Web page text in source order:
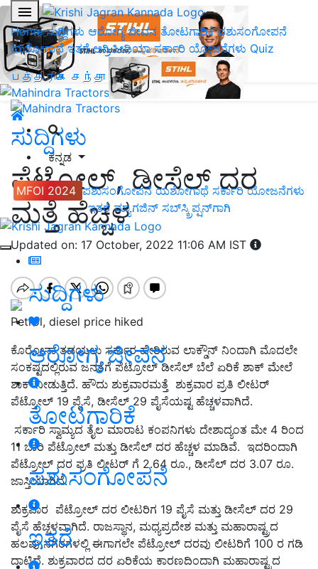
Home ಸುದ್ದಿಗಳು ಆರೋಗ್ಯ ಜೀವನ ತೋಟಗಾರಿಕೆಪಶುಸಂಗೋಪನೆ
ಯಶೋಗಾಥೆ ಇತರೆ ಅಗ್ರಿಪೀಡಿಯಾ ಸರ್ಕಾರಿ ಯೋಜನೆಗಳು Quiz
பத்திரிகை சந்தா
ಕನ್ನಡ
MFOI 2024 ಪಶುಸಂಗೋಪನೆ ಯಶೋಗಾಥೆ ಸರ್ಕಾರಿ ಯೋಜನೆಗಳು
ಇತರೆ ಮ್ಯಾಗಜಿನ್‌ ಸಬ್‌ಸ್ಕ್ರಿಪ್ಷನ್‌ಗಾಗಿ
ಸುದ್ದಿಗಳು
ಆರೋಗ್ಯ ಜೀವನ
ತೋಟಗಾರಿಕೆ
ಪಶುಸಂಗೋಪನೆ
ಇತರೆ
ಸುದ್ದಿಗಳು
ಪೆಟ್ರೋಲ್, ಡೀಸೆಲ್ ದರ
ಮತ್ತೆ ಹೆಚ್ಚಳ
Updated on: 17 October, 2022 11:06 AM IST
Petrol, diesel price hiked
ಕೊರೋನಾ ತಡಯಲು ಸರ್ಕಾರ ಹೇರಿರುವ ಲಾಕ್ಡೌನ್ ನಿಂದಾಗಿ ಮೊದಲೇ
ಸಂಕಷ್ಟದಲ್ಲಿರುವ ಜನತೆಗೆ ಪೆಟ್ರೋಲ್ ಡೀಸೆಲ್ ಬೆಲೆ ಏರಿಕೆ ಶಾಕ್ ಮೇಲೆ
ಶಾಕ್ ನೀಡುತ್ತಿದೆ. ಹೌದು ಶುಕ್ರವಾರಮತ್ತೆ ಶುಕ್ರವಾರ ಪ್ರತಿ ಲೀಟರ್
ಪೆಟ್ರೋಲ್ 19 ಪೈಸೆ, ಡೀಸೆಲ್ 29 ಪೈಸೆಯಷ್ಟ ಹೆಚ್ಚಳವಾಗಿದೆ.
ಸರ್ಕಾರಿ ಸ್ವಾಮ್ಯದ ತೈಲ ಮಾರಾಟ ಕಂಪನಿಗಳು ದೇಶಾದ್ಯಂತ ಮೇ 4 ರಿಂದ
11 ಬಾರಿ ಪೆಟ್ರೋಲ್ ಮತ್ತು ಡೀಸೆಲ್ ದರ ಹೆಚ್ಚಳ ಮಾಡಿವೆ. ಇದರಿಂದಾಗಿ
ಪೆಟ್ರೋಲ್ ದರ ಪ್ರತಿ ಲೀಟರ್ ಗೆ 2.64 ರೂ., ಡೀಸೆಲ್ ದರ 3.07 ರೂ.
ಜಾಸ್ತಿಯಾಗಿದೆ.
ಶುಕ್ರವಾರ ಪೆಟ್ರೋಲ್ ದರ ಲೀಟರಿಗ 19 ಪೈಸೆ ಮತ್ತು ಡೀಸೆಲ್ ದರ 29
ಪೈಸೆ ಹೆಚ್ಚಳವಾಗಿದೆ. ರಾಜಸ್ಥಾನ, ಮಧ್ಯಪ್ರದೇಶ ಮತ್ತು ಮಹಾರಾಷ್ಟ್ರದ
ಹಲವು ನಗರಗಳಲ್ಲಿ ಈಗಾಗಲೇ ಪೆಟ್ರೋಲ್ ದರವು ಲೀಟರಿಗೆ 100 ರ ಗಡಿ
ದಾಟಿದೆ. ಶುಕ್ರವಾರದ ದರ ಏರಿಕೆಯ ಕಾರಣದಿಂದಾಗಿ ಮಹಾರಾಷ್ಟ್ರದ